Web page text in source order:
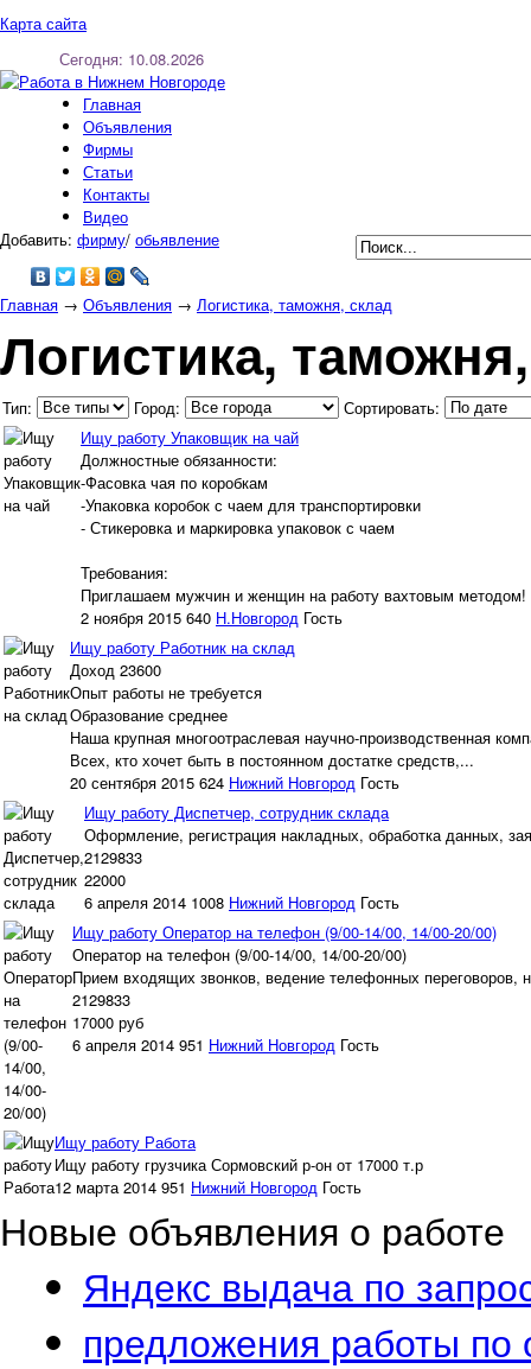
Карта сайта
Сегодня: 10.08.2026
Главная
Объявления
Фирмы
Статьи
Контакты
Видео
Добавить: фирму/ обьявление
Главная → Объявления → Логистика, таможня, склад
Логистика,
Тип: Город:
Сортировать:
Ищу работу Упаковщик на чай
Должностные обязанности:
-Фасовка чая по коробкам
-Упаковка коробок с чаем для транспортировки
- Стикеровка и маркировка упаковок с чаем
Требования:
Приглашаем мужчин и женщин на работу вахтовым методом!
2 ноября 2015 640 Н.Новгород Гость
Ищу работу Работник на склад
Доход 23600
Опыт работы не требуется
Образование среднее
Наша крупная многоотраслевая научно-производственная
Всех, кто хочет быть в постоянном достатке средств,...
20 сентября 2015 624 Нижний Новгород Гость
Ищу работу Диспетчер, сотрудник склада
Оформление, регистрация накладных, обработка данных,
2129833
22000
6 апреля 2014 1008 Нижний Новгород Гость
Ищу работу Оператор на телефон (9/00-14/00, 14/00-20/00)
Оператор на телефон (9/00-14/00, 14/00-20/00)
Прием входящих звонков, ведение телефонных переговоров,
2129833
17000 руб
6 апреля 2014 951 Нижний Новгород Гость
Ищу работу Работа
Ищу работу грузчика Сормовский р-он от 17000 т.р
12 марта 2014 951 Нижний Новгород Гость
Новые объявления о работе
Яндекс выдача по
предложения работы